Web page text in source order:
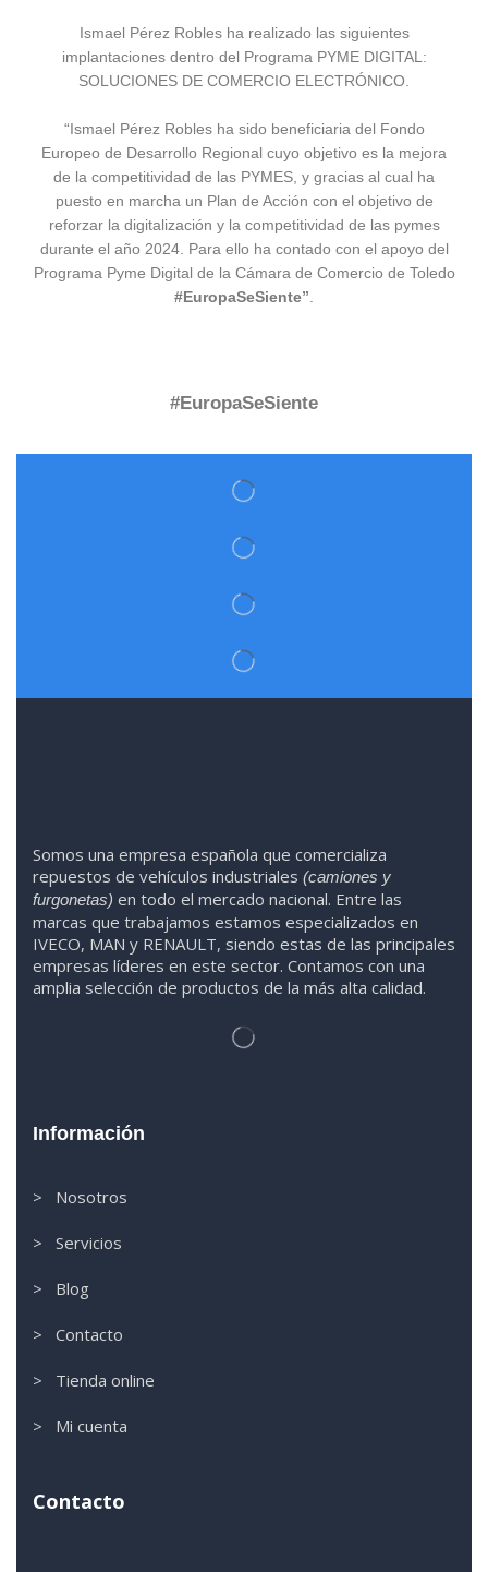
Ismael Pérez Robles ha realizado las siguientes
implantaciones dentro del Programa PYME DIGITAL:
SOLUCIONES DE COMERCIO ELECTRÓNICO.
“Ismael Pérez Robles ha sido beneficiaria del Fondo
Europeo de Desarrollo Regional cuyo objetivo es la mejora
de la competitividad de las PYMES, y gracias al cual ha
puesto en marcha un Plan de Acción con el objetivo de
reforzar la digitalización y la competitividad de las pymes
durante el año 2024. Para ello ha contado con el apoyo del
Programa Pyme Digital de la Cámara de Comercio de Toledo
#EuropaSeSiente”
#EuropaSeSiente
Somos una empresa española que comercializa
repuestos de vehículos industriales (camiones y
furgonetas) en todo el mercado nacional. Entre las
marcas que trabajamos estamos especializados en
IVECO, MAN y RENAULT, siendo estas de las principales
empresas líderes en este sector. Contamos con una
amplia selección de productos de la más alta calidad.
Información
> Nosotros
> Servicios
> Blog
> Contacto
> Tienda online
> Mi cuenta
Contacto